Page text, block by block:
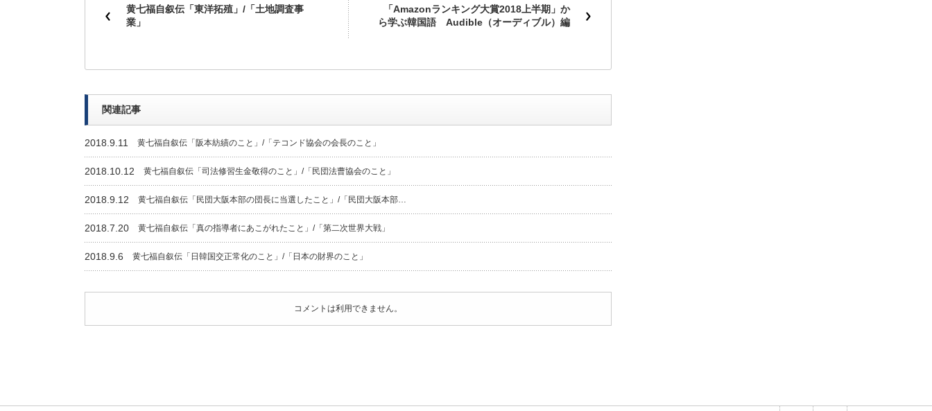
黄七福自叙伝「東洋拓殖」/「土地調査事
業」
「Amazonランキング大賞2018上半期」か
ら学ぶ韓国語 Audible（オーディブル）編
関連記事
2018.9.11 黄七福自叙伝「阪本紡績のこと」/「テコンド協会の会長のこと」
2018.10.12 黄七福自叙伝「司法修習生金敬得のこと」/「民団法曹協会のこと」
2018.9.12 黄七福自叙伝「民団大阪本部の団長に当選したこと」/「民団大阪本部…
2018.7.20 黄七福自叙伝「真の指導者にあこがれたこと」/「第二次世界大戦」
2018.9.6 黄七福自叙伝「日韓国交正常化のこと」/「日本の財界のこと」
コメントは利用できません。